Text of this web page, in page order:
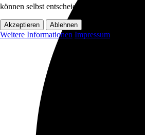
können selbst entscheiden, ob Sie die
Akzeptieren Ablehnen
Weitere Informationen Impressum